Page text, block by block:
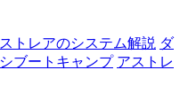
トレアのシステム解説 ダ
ブートキャンプ アストレ